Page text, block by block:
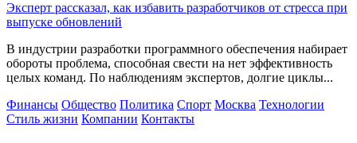
Эксперт рассказал, как избавить разработчиков от стресса при
выпуске обновлений
В индустрии разработки программного обеспечения набирает
обороты проблема, способная свести на нет эффективность
целых команд. По наблюдениям экспертов, долгие циклы...
Финансы Общество Политика Спорт Москва Технологии
Стиль жизни Компании Контакты